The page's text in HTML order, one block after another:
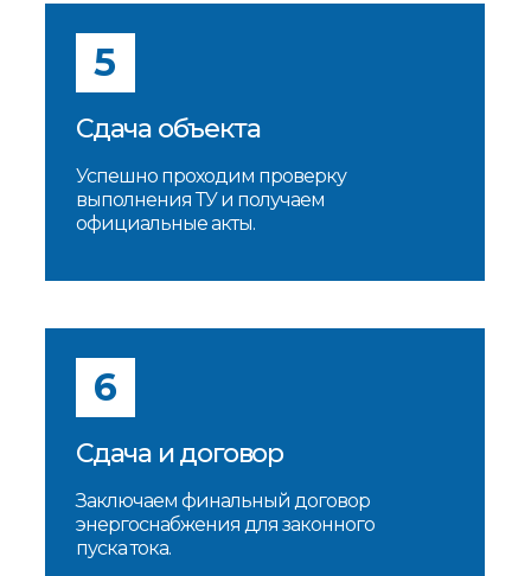
Сдача объекта
Успешно проходим проверку
выполнения ТУ и получаем
официальные акты.
5
Сдача и договор
Заключаем финальный договор
энергоснабжения для законного
пуска тока.
6